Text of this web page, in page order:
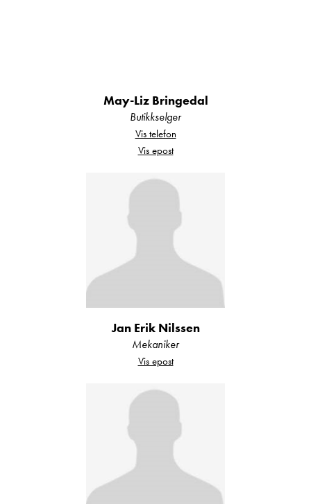
May-Liz Bringedal
Butikkselger
Vis telefon
Vis epost
Jan Erik Nilssen
Mekaniker
Vis epost